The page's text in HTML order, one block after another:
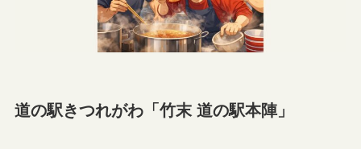
道の駅きつれがわ「竹末 道の駅本陣」